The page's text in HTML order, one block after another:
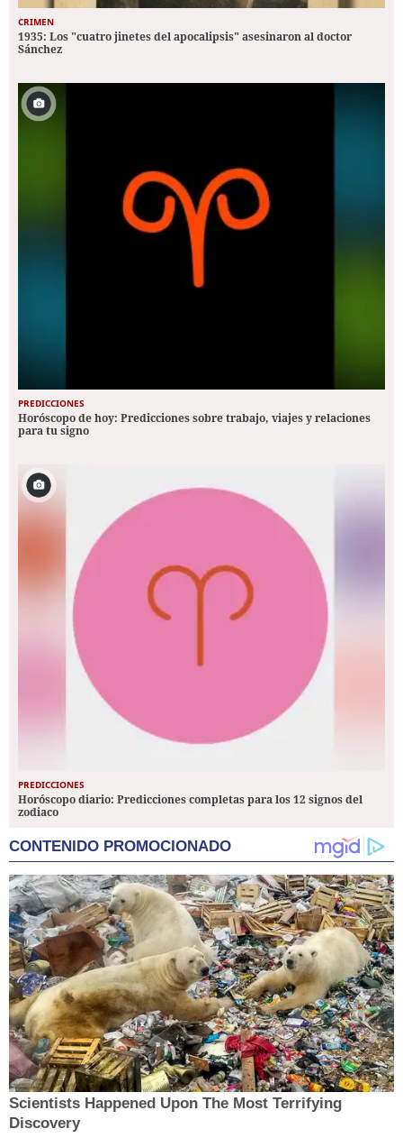
CRIMEN
1935: Los "cuatro jinetes del apocalipsis" asesinaron al doctor
Sánchez
PREDICCIONES
Horóscopo de hoy: Predicciones sobre trabajo, viajes y relaciones
para tu signo
PREDICCIONES
Horóscopo diario: Predicciones completas para los 12 signos del
zodiaco
CONTENIDO PROMOCIONADO
Scientists Happened Upon The Most Terrifying
Discovery